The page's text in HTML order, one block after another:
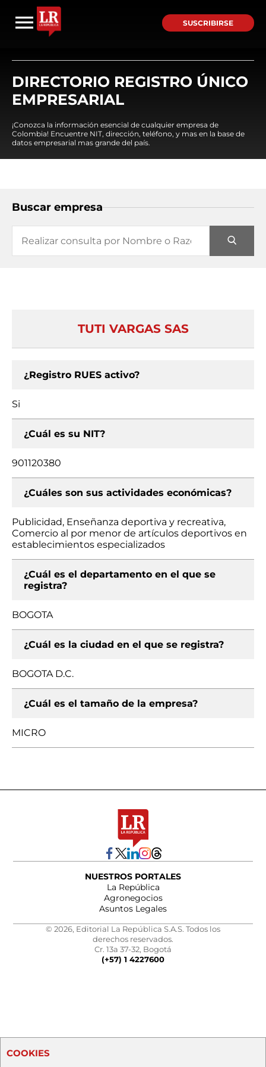
SUSCRIBIRSE
DIRECTORIO REGISTRO ÚNICO
EMPRESARIAL
¡Conozca la información esencial de cualquier empresa de
Colombia! Encuentre NIT, dirección, teléfono, y mas en la base de
datos empresarial mas grande del país.
Buscar empresa
TUTI VARGAS SAS
¿Registro RUES activo?
Si
¿Cuál es su NIT?
901120380
¿Cuáles son sus actividades económicas?
Publicidad, Enseñanza deportiva y recreativa,
Comercio al por menor de artículos deportivos en
establecimientos especializados
¿Cuál es el departamento en el que se
registra?
BOGOTA
¿Cuál es la ciudad en el que se registra?
BOGOTA D.C.
¿Cuál es el tamaño de la empresa?
MICRO
NUESTROS PORTALES
La República
Agronegocios
Asuntos Legales
© 2026, Editorial La República S.A.S. Todos los
derechos reservados.
Cr. 13a 37-32, Bogotá
(+57) 1 4227600
COOKIES